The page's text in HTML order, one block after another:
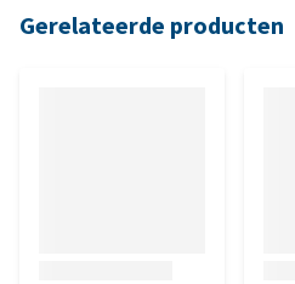
Gerelateerde producten